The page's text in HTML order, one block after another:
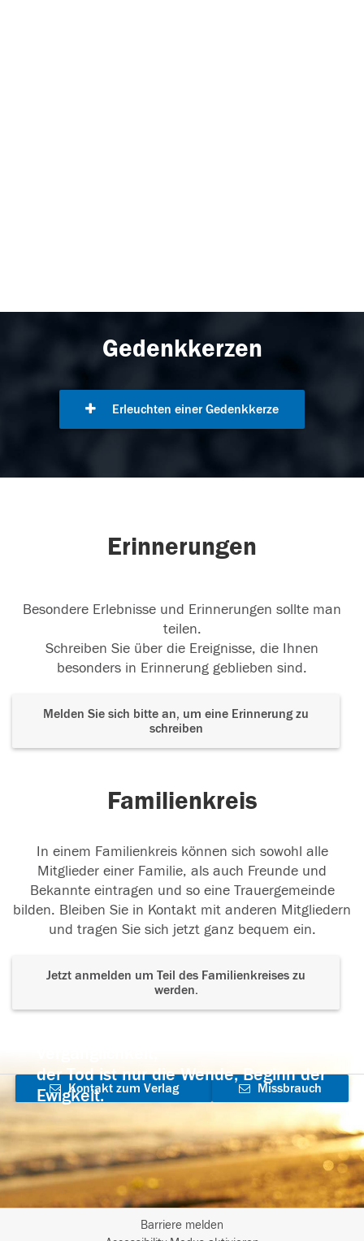
Gedenkkerzen
Erleuchten einer Gedenkkerze
Erinnerungen
Besondere Erlebnisse und Erinnerungen sollte man
teilen.
Schreiben Sie über die Ereignisse, die Ihnen
besonders in Erinnerung geblieben sind.
Melden Sie sich bitte an, um eine Erinnerung zu
schreiben
Familienkreis
In einem Familienkreis können sich sowohl alle
Mitglieder einer Familie, als auch Freunde und
Bekannte eintragen und so eine Trauergemeinde
bilden. Bleiben Sie in Kontakt mit anderen Mitgliedern
und tragen Sie sich jetzt ganz bequem ein.
Jetzt anmelden um Teil des Familienkreises zu
werden.
der Tod ist nur die Wende, Beginn der
Ewigkeit.
Kontakt zum Verlag
aufnehmen
Missbrauch
Barriere melden